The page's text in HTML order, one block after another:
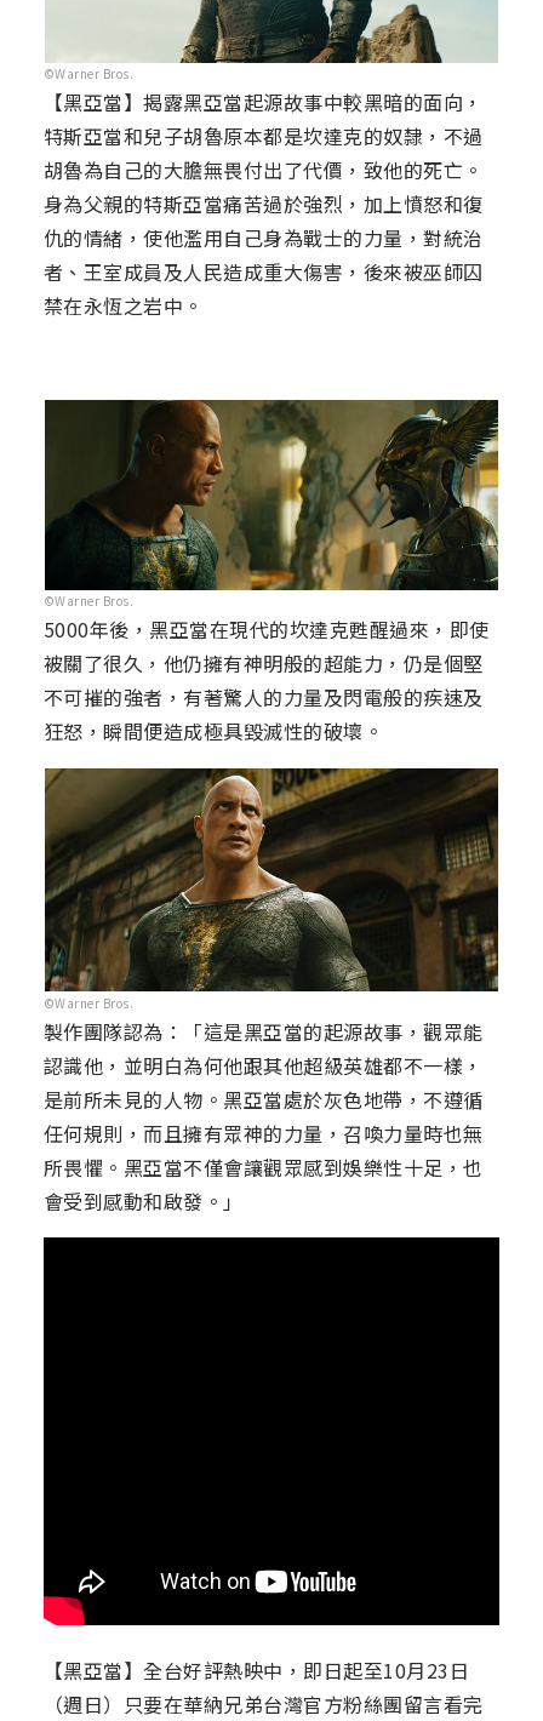
©Warner Bros.
【黑亞當】揭露黑亞當起源故事中較黑暗的面向，
特斯亞當和兒子胡魯原本都是坎達克的奴隸，不過
胡魯為自己的大膽無畏付出了代價，致他的死亡。
身為父親的特斯亞當痛苦過於強烈，加上憤怒和復
仇的情緒，使他濫用自己身為戰士的力量，對統治
者、王室成員及人民造成重大傷害，後來被巫師囚
禁在永恆之岩中。
©Warner Bros.
5000年後，黑亞當在現代的坎達克甦醒過來，即使
被關了很久，他仍擁有神明般的超能力，仍是個堅
不可摧的強者，有著驚人的力量及閃電般的疾速及
狂怒，瞬間便造成極具毀滅性的破壞。
©Warner Bros.
製作團隊認為：「這是黑亞當的起源故事，觀眾能
認識他，並明白為何他跟其他超級英雄都不一樣，
是前所未見的人物。黑亞當處於灰色地帶，不遵循
任何規則，而且擁有眾神的力量，召喚力量時也無
所畏懼。黑亞當不僅會讓觀眾感到娛樂性十足，也
會受到感動和啟發。」
【黑亞當】全台好評熱映中，即日起至10月23日
（週日）只要在華納兄弟台灣官方粉絲團留言看完